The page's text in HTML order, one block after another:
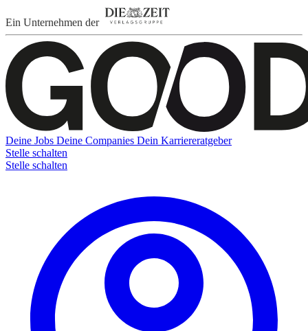
Ein Unternehmen der
Deine Jobs Deine Companies Dein Karriereratgeber
Stelle schalten
Stelle schalten